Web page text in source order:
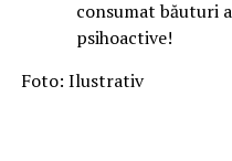
consumat băuturi
psihoactive!
Foto: Ilustrativ